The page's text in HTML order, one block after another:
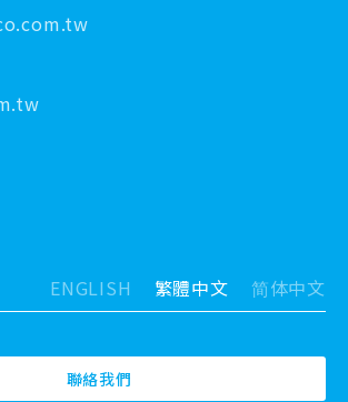
ENGLISH 繁體中文 简体中文
聯絡我們